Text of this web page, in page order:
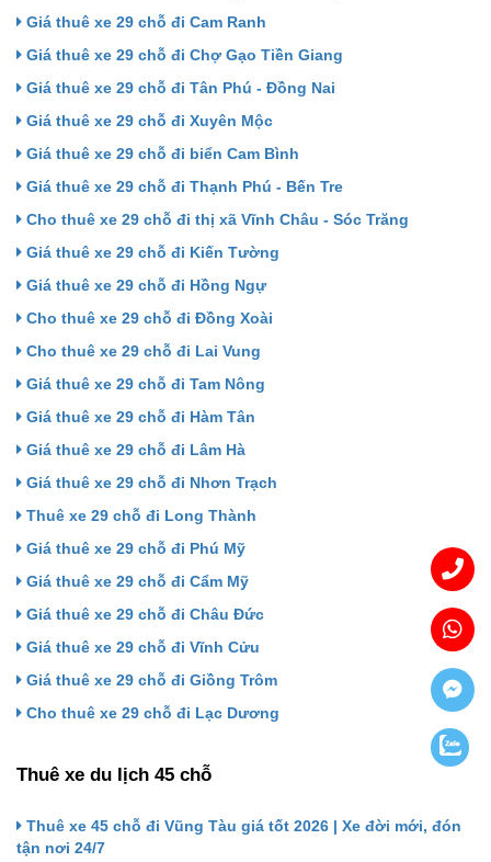
Giá thuê xe 29 chỗ đi Cam Ranh
Giá thuê xe 29 chỗ đi Chợ Gạo Tiền Giang
Giá thuê xe 29 chỗ đi Tân Phú - Đồng Nai
Giá thuê xe 29 chỗ đi Xuyên Mộc
Giá thuê xe 29 chỗ đi biển Cam Bình
Giá thuê xe 29 chỗ đi Thạnh Phú - Bến Tre
Cho thuê xe 29 chỗ đi thị xã Vĩnh Châu - Sóc Trăng
Giá thuê xe 29 chỗ đi Kiến Tường
Giá thuê xe 29 chỗ đi Hồng Ngự
Cho thuê xe 29 chỗ đi Đồng Xoài
Cho thuê xe 29 chỗ đi Lai Vung
Giá thuê xe 29 chỗ đi Tam Nông
Giá thuê xe 29 chỗ đi Hàm Tân
Giá thuê xe 29 chỗ đi Lâm Hà
Giá thuê xe 29 chỗ đi Nhơn Trạch
Thuê xe 29 chỗ đi Long Thành
Giá thuê xe 29 chỗ đi Phú Mỹ
Giá thuê xe 29 chỗ đi Cẩm Mỹ
Giá thuê xe 29 chỗ đi Châu Đức
Giá thuê xe 29 chỗ đi Vĩnh Cửu
Giá thuê xe 29 chỗ đi Giồng Trôm
Cho thuê xe 29 chỗ đi Lạc Dương
Thuê xe du lịch 45 chỗ
Thuê xe 45 chỗ đi Vũng Tàu giá tốt 2026 | Xe đời mới, đón
tận nơi 24/7